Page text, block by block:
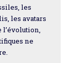
les
les avatars
l’évolution,
ne